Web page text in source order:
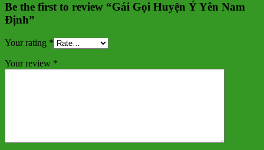
Be the first to review “Gái Gọi Huyện Ý Yên Nam
Định”
Your rating *
Your review *